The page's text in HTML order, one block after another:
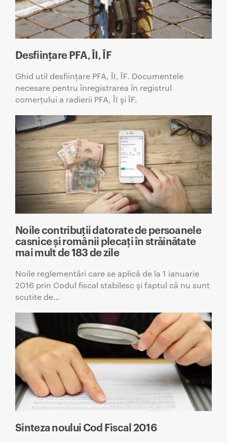
Desființare PFA, ÎI, ÎF
Ghid util desființare PFA, ÎI, ÎF. Documentele
necesare pentru înregistrarea în registrul
comerţului a radierii PFA, ÎI şi ÎF.
Noile contribuții datorate de persoanele
casnice și românii plecați în străinătate
mai mult de 183 de zile
Noile reglementări care se aplică de la 1 ianuarie
2016 prin Codul fiscal stabilesc şi faptul că nu sunt
scutite de…
Sinteza noului Cod Fiscal 2016